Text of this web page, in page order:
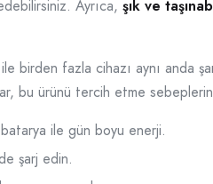
Ayrıca, şık ve
birden fazla cihazı aynı anda
bu ürünü tercih etme
ile gün boyu enerji.
şarj edin.